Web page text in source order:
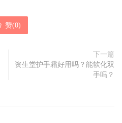
赞(0)
下一篇
资生堂护手霜好用吗？能软化双
手吗？